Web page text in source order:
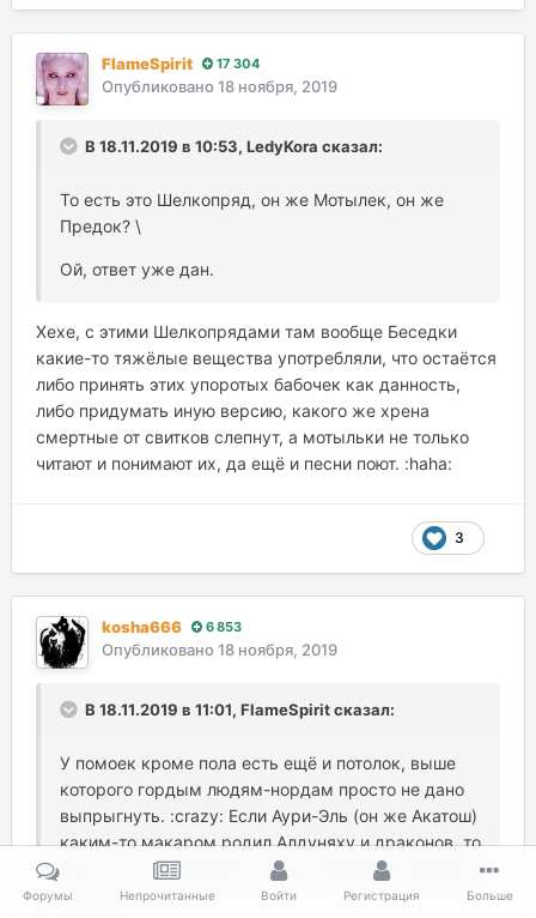
FlameSpirit 17 304
Опубликовано 18 ноября, 2019
В 18.11.2019 в 10:53, LedyKora сказал:
То есть это Шелкопряд, он же Мотылек, он же
Предок? \
Ой, ответ уже дан.
Хехе, с этими Шелкопрядами там вообще Беседки
какие-то тяжёлые вещества употребляли, что остаётся
либо принять этих упоротых бабочек как данность,
либо придумать иную версию, какого же хрена
смертные от свитков слепнут, а мотыльки не только
читают и понимают их, да ещё и песни поют. :haha:
3
kosha666 6 853
Опубликовано 18 ноября, 2019
В 18.11.2019 в 11:01, FlameSpirit сказал:
У помоек кроме пола есть ещё и потолок, выше
которого гордым людям-нордам просто не дано
выпрыгнуть. :crazy: Если Аури-Эль (он же Акатош)
каким-то макаром родил Алдуняху и драконов, то
боги уже как минимум выше понимания людишек.
:spiteful:
Форумы Непрочитанные Войти Регистрация Больше